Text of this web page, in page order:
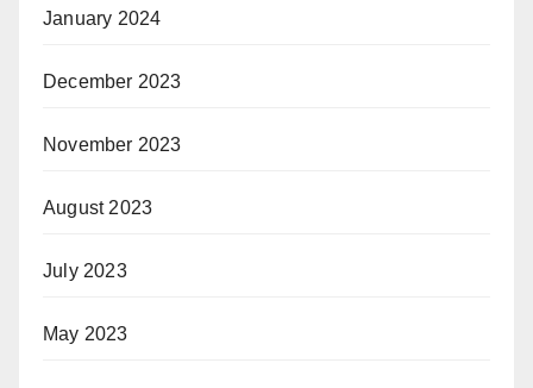
January 2024
December 2023
November 2023
August 2023
July 2023
May 2023